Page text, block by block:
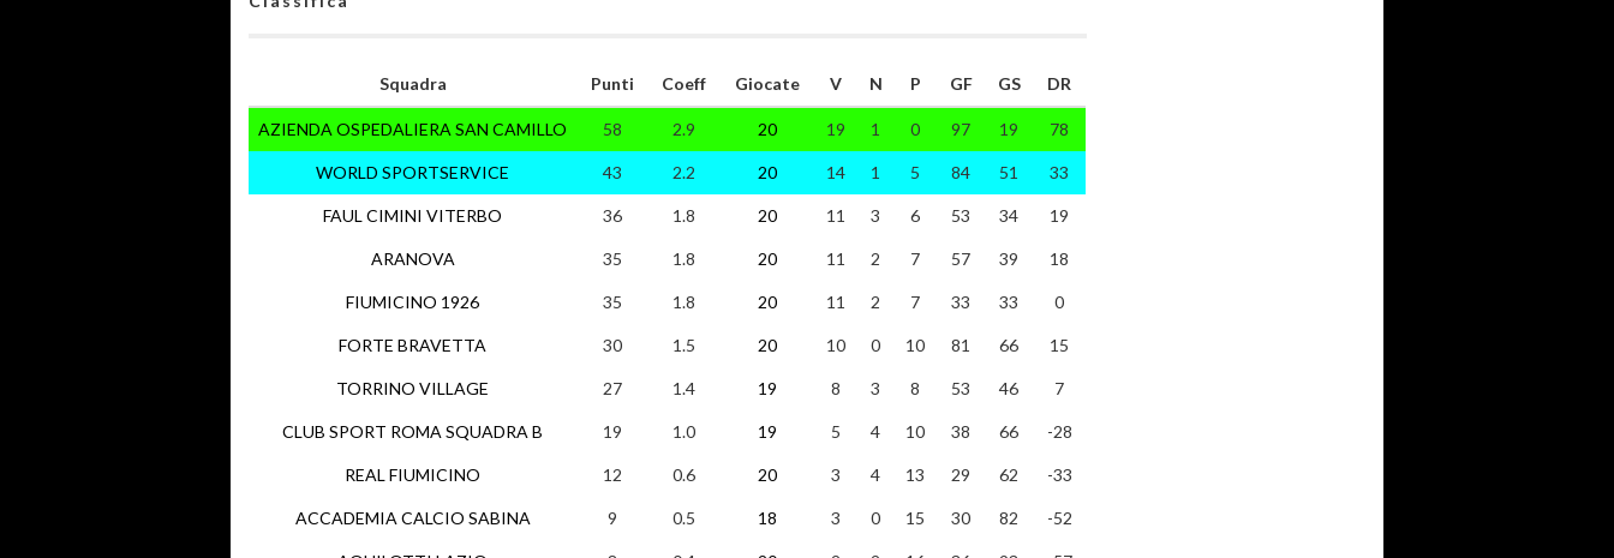
Squadra
AZIENDA OSPEDALIERA SAN CAMILLO
WORLD SPORTSERVICE
FAUL CIMINI VITERBO
ARANOVA
FIUMICINO 1926
FORTE BRAVETTA
TORRINO VILLAGE
CLUB SPORT ROMA SQUADRA B
REAL FIUMICINO
ACCADEMIA CALCIO SABINA
Punti Coeff Giocate V N P GF GS DR
58 2.9 20 19 1 0 97 19 78
43 2.2 20 14 1 5 84 51 33
36 1.8 20 11 3 6 53 34 19
35 1.8 20 11 2 7 57 39 18
35 1.8 20 11 2 7 33 33 0
30 1.5 20 10 0 10 81 66 15
27 1.4 19 8 3 8 53 46 7
19 1.0 19 5 4 10 38 66 -28
12 0.6 20 3 4 13 29 62 -33
9 0.5 18 3 0 15 30 82 -52